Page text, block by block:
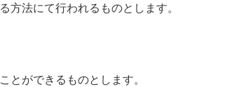
法にて行われるものとします。
とができるものとします。